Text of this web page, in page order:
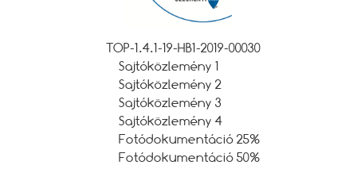
TOP-1.4.1-19-HB1-2019-00030
Sajtóközlemény 1
Sajtóközlemény 2
Sajtóközlemény 3
Sajtóközlemény 4
Fotódokumentáció 25%
Fotódokumentáció 50%